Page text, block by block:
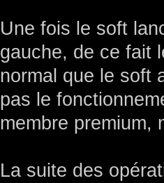
Une fois le soft
gauche, de ce fait
normal que le soft
pas le
membre premium,
La suite des